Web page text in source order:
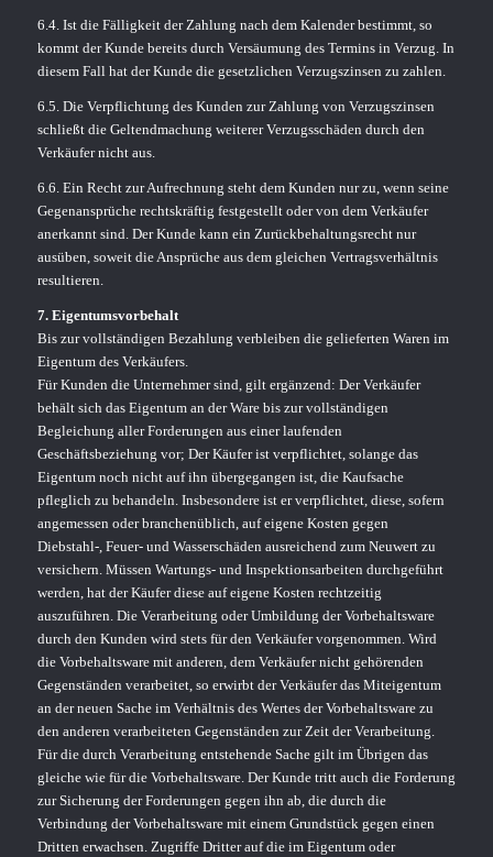
6.4. Ist die Fälligkeit der Zahlung nach dem Kalender bestimmt, so
kommt der Kunde bereits durch Versäumung des Termins in Verzug. In
diesem Fall hat der Kunde die gesetzlichen Verzugszinsen zu zahlen.
6.5. Die Verpflichtung des Kunden zur Zahlung von Verzugszinsen
schließt die Geltendmachung weiterer Verzugsschäden durch den
Verkäufer nicht aus.
6.6. Ein Recht zur Aufrechnung steht dem Kunden nur zu, wenn seine
Gegenansprüche rechtskräftig festgestellt oder von dem Verkäufer
anerkannt sind. Der Kunde kann ein Zurückbehaltungsrecht nur
ausüben, soweit die Ansprüche aus dem gleichen Vertragsverhältnis
resultieren.
7. Eigentumsvorbehalt
Bis zur vollständigen Bezahlung verbleiben die gelieferten Waren im
Eigentum des Verkäufers.
Für Kunden die Unternehmer sind, gilt ergänzend: Der Verkäufer
behält sich das Eigentum an der Ware bis zur vollständigen
Begleichung aller Forderungen aus einer laufenden
Geschäftsbeziehung vor; Der Käufer ist verpflichtet, solange das
Eigentum noch nicht auf ihn übergegangen ist, die Kaufsache
pfleglich zu behandeln. Insbesondere ist er verpflichtet, diese, sofern
angemessen oder branchenüblich, auf eigene Kosten gegen
Diebstahl-, Feuer- und Wasserschäden ausreichend zum Neuwert zu
versichern. Müssen Wartungs- und Inspektionsarbeiten durchgeführt
werden, hat der Käufer diese auf eigene Kosten rechtzeitig
auszuführen. Die Verarbeitung oder Umbildung der Vorbehaltsware
durch den Kunden wird stets für den Verkäufer vorgenommen. Wird
die Vorbehaltsware mit anderen, dem Verkäufer nicht gehörenden
Gegenständen verarbeitet, so erwirbt der Verkäufer das Miteigentum
an der neuen Sache im Verhältnis des Wertes der Vorbehaltsware zu
den anderen verarbeiteten Gegenständen zur Zeit der Verarbeitung.
Für die durch Verarbeitung entstehende Sache gilt im Übrigen das
gleiche wie für die Vorbehaltsware. Der Kunde tritt auch die Forderung
zur Sicherung der Forderungen gegen ihn ab, die durch die
Verbindung der Vorbehaltsware mit einem Grundstück gegen einen
Dritten erwachsen. Zugriffe Dritter auf die im Eigentum oder